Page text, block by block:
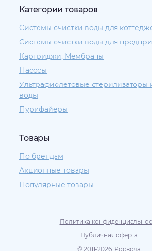
Категории товаров
Системы очистки воды для
Системы очистки воды для
Картриджи, Мембраны
Насосы
Ультрафиолетовые стерилизаторы
воды
Пурифайеры
Товары
По брендам
Акционные товары
Популярные товары
© 2011-2026. Росвода
Политика
Публичная оферта